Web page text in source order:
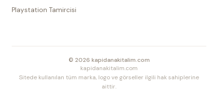
Playstation Tamircisi
© 2026 kapidanakitalim.com
kapidanakitalim.com
Sitede kullanılan tüm marka, logo ve görseller ilgili hak sahiplerine
aittir.